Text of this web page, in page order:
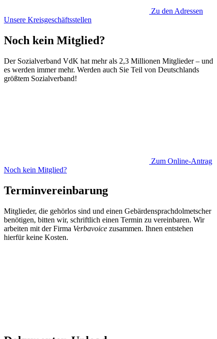
Zu den Adressen
Unsere Kreisgeschäftsstellen
Noch kein Mitglied?
Der Sozialverband VdK hat mehr als 2,3 Millionen Mitglieder – und
es werden immer mehr. Werden auch Sie Teil von Deutschlands
größtem Sozialverband!
Zum Online-Antrag
Noch kein Mitglied?
Terminvereinbarung
Mitglieder, die gehörlos sind und einen Gebärdensprachdolmetscher
benötigen, bitten wir, schriftlich einen Termin zu vereinbaren. Wir
arbeiten mit der Firma Verbavoice zusammen. Ihnen entstehen
hierfür keine Kosten.